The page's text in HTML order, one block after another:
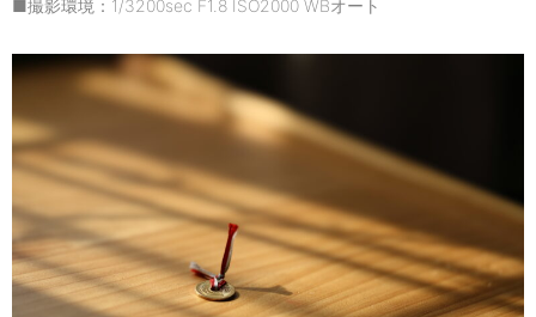
■撮影環境：1/3200sec F1.8 ISO2000 WBオート